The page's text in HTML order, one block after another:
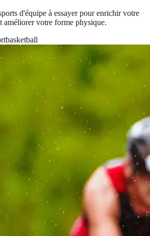
d'équipe à essayer pour enrichir votre
améliorer votre forme physique.
basketball